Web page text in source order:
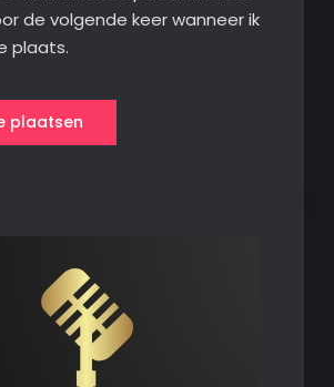
de volgende keer wanneer ik
plaats.